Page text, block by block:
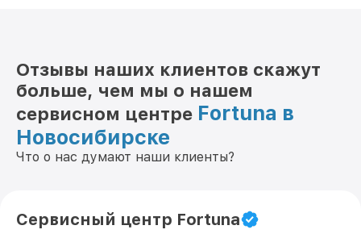
Отзывы наших клиентов скажут
больше, чем мы о нашем
сервисном центре Fortuna в
Новосибирске
Что о нас думают наши клиенты?
Сервисный центр Fortuna